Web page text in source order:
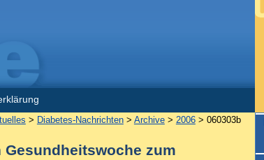
> Diabetes-Nachrichten> Archive> 2006> 060303b
zum